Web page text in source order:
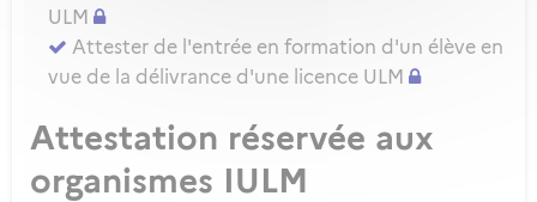
ULM
Attester de l'entrée en formation d'un élève en
vue de la délivrance d'une licence ULM
Attestation réservée aux
organismes IULM